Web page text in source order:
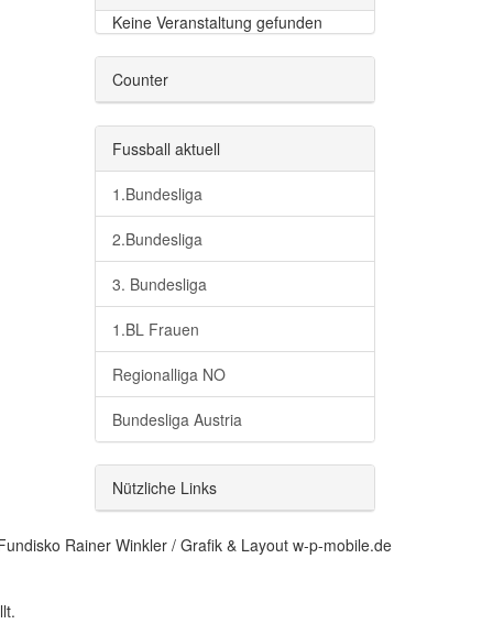
Keine Veranstaltung gefunden
Counter
Fussball aktuell
1.Bundesliga
2.Bundesliga
3. Bundesliga
1.BL Frauen
Regionalliga NO
Bundesliga Austria
Nützliche Links
& Layout w-p-mobile.de